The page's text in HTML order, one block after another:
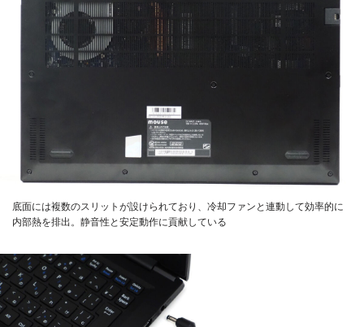
底面には複数のスリットが設けられており、冷却ファンと連動して効率的に
内部熱を排出。静音性と安定動作に貢献している